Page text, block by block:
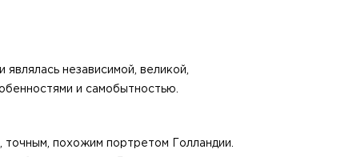
независимой, великой,
и самобытностью.
похожим портретом Голландии.